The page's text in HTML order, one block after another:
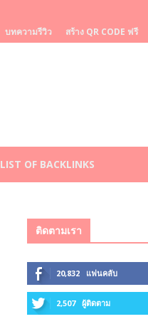
บทความรีวิว สร้าง QR CODE ฟรี
LIST OF BACKLINKS
ติดตามเรา
20,832 แฟนคลับ
2,507 ผู้ติดตาม